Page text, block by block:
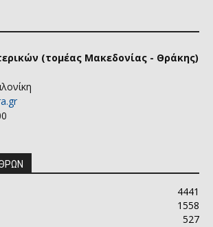
(τομέας Μακεδονίας - Θράκης)
4441
1558
527